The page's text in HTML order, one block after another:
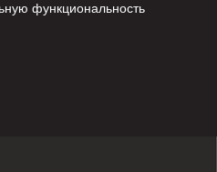
функциональность